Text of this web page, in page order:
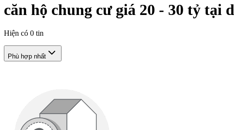
căn hộ chung cư giá 20 - 30 tỷ tại
Hiện có 0 tin
Phù hợp nhất